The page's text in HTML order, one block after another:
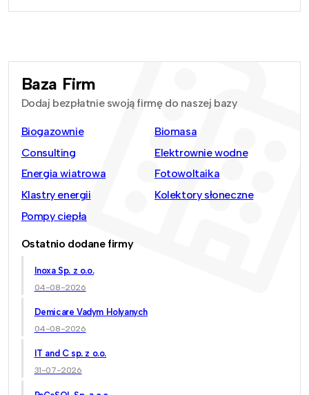
Baza Firm
Dodaj bezpłatnie swoją firmę do naszej bazy
Biogazownie
Biomasa
Consulting
Elektrownie wodne
Energia wiatrowa
Fotowoltaika
Klastry energii
Kolektory słoneczne
Pompy ciepła
Ostatnio dodane firmy
Inoxa Sp. z o.o.
04-08-2026
Demicare Vadym Holyanych
04-08-2026
IT and C sp. z o.o.
31-07-2026